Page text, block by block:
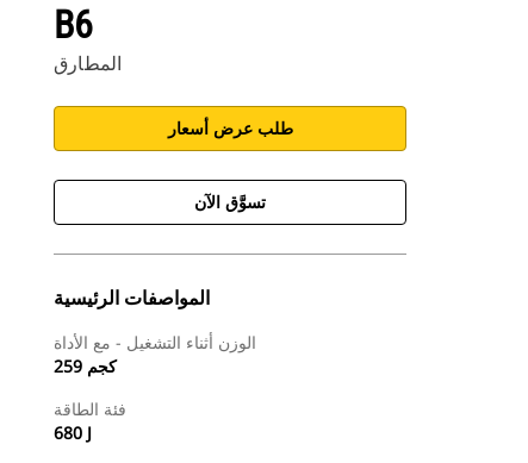
B6
المطارق
طلب عرض أسعار
تسوَّق الآن
المواصفات الرئيسية
الوزن أثناء التشغيل - مع الأداة
259 كجم
فئة الطاقة
680 J